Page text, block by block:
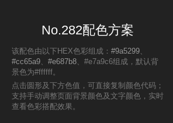
No.282配色方案
该配色由以下HEX色彩组成： #9a5299、
#cc65a9、 #e687b8、#e7a9c6组成，默认背
景色为#ffffff。
点击圆形及下方色值，可直接复制颜色代码；
支持手动调整页面背景颜色及文字颜色，实时
查看色彩搭配效果。